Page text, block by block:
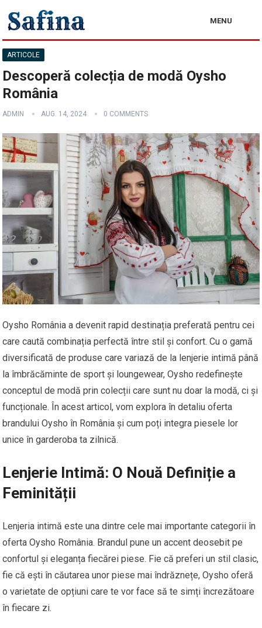
MENU
ARTICOLE
Descoperă colecția de modă Oysho
România
ADMIN AUG. 14, 2024 0 COMMENTS
Oysho România a devenit rapid destinația preferată pentru cei
care caută combinația perfectă între stil și confort. Cu o gamă
diversificată de produse care variază de la lenjerie intimă până
la îmbrăcăminte de sport și loungewear, Oysho redefinește
conceptul de modă prin colecții care sunt nu doar la modă, ci și
funcționale. În acest articol, vom explora în detaliu oferta
brandului Oysho în România și cum poți integra piesele lor
unice în garderoba ta zilnică.
Lenjerie Intimă: O Nouă Definiție a
Feminității
Lenjeria intimă este una dintre cele mai importante categorii în
oferta Oysho România. Brandul pune un accent deosebit pe
confortul și eleganța fiecărei piese. Fie că preferi un stil clasic,
fie că ești în căutarea unor piese mai îndrăznețe, Oysho oferă
o varietate de opțiuni care te vor face să te simți încrezătoare
în fiecare zi.